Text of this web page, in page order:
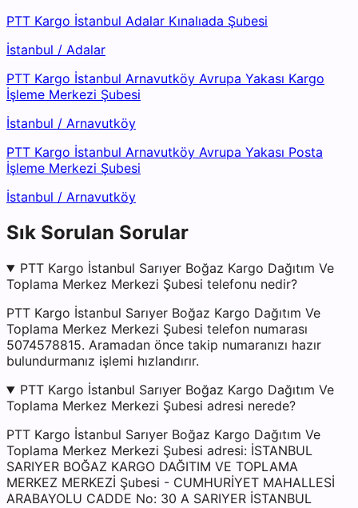
PTT Kargo İstanbul Adalar Kınalıada Şubesi
İstanbul / Adalar
PTT Kargo İstanbul Arnavutköy Avrupa Yakası Kargo
İşleme Merkezi Şubesi
İstanbul / Arnavutköy
PTT Kargo İstanbul Arnavutköy Avrupa Yakası Posta
İşleme Merkezi Şubesi
İstanbul / Arnavutköy
Sık Sorulan Sorular
PTT Kargo İstanbul Sarıyer Boğaz Kargo Dağıtım Ve
Toplama Merkez Merkezi Şubesi telefonu nedir?
PTT Kargo İstanbul Sarıyer Boğaz Kargo Dağıtım Ve
Toplama Merkez Merkezi Şubesi telefon numarası
5074578815. Aramadan önce takip numaranızı hazır
bulundurmanız işlemi hızlandırır.
PTT Kargo İstanbul Sarıyer Boğaz Kargo Dağıtım Ve
Toplama Merkez Merkezi Şubesi adresi nerede?
PTT Kargo İstanbul Sarıyer Boğaz Kargo Dağıtım Ve
Toplama Merkez Merkezi Şubesi adresi: İSTANBUL
SARIYER BOĞAZ KARGO DAĞITIM VE TOPLAMA
MERKEZ MERKEZİ Şubesi - CUMHURİYET MAHALLESİ
ARABAYOLU CADDE No: 30 A SARIYER İSTANBUL